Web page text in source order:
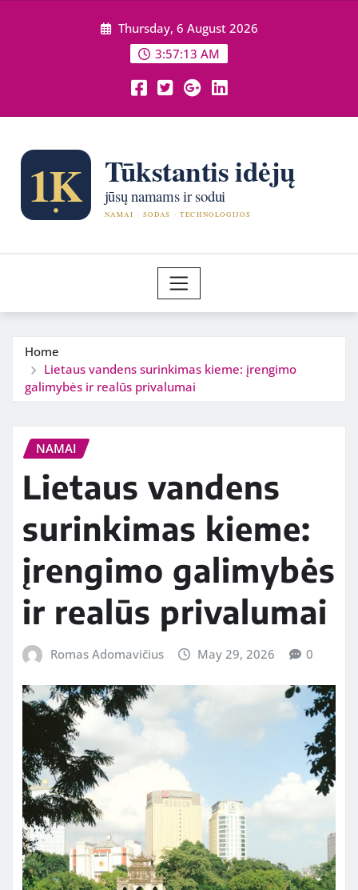
Thursday, 6 August 2026
3:57:15 AM
Home
Lietaus vandens surinkimas kieme: įrengimo
galimybės ir realūs privalumai
NAMAI
Lietaus vandens
surinkimas kieme:
įrengimo galimybės
ir realūs privalumai
Romas Adomavičius May 29, 2026 0